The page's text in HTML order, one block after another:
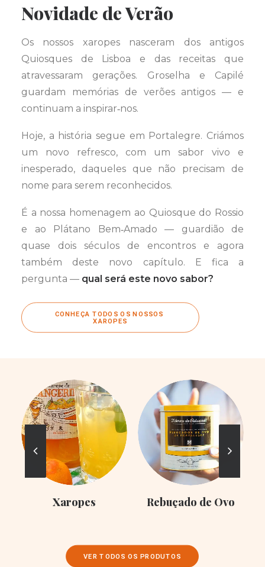
Novidade de Verão
Os nossos xaropes nasceram dos antigos
Quiosques de Lisboa e das receitas que
atravessaram gerações. Groselha e Capilé
guardam memórias de verões antigos — e
continuam a inspirar‑nos.
Hoje, a história segue em Portalegre. Criámos
um novo refresco, com um sabor vivo e
inesperado, daqueles que não precisam de
nome para serem reconhecidos.
É a nossa homenagem ao Quiosque do Rossio
e ao Plátano Bem‑Amado — guardião de
quase dois séculos de encontros e agora
também deste novo capítulo. E fica a
pergunta — qual será este novo sabor?
CONHEÇA TODOS OS NOSSOS
XAROPES
Xaropes Rebuçado de Ovo
VER TODOS OS PRODUTOS